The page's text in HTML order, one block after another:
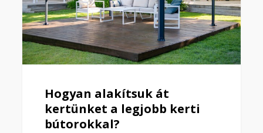
Hogyan alakítsuk át
kertünket a legjobb kerti
bútorokkal?